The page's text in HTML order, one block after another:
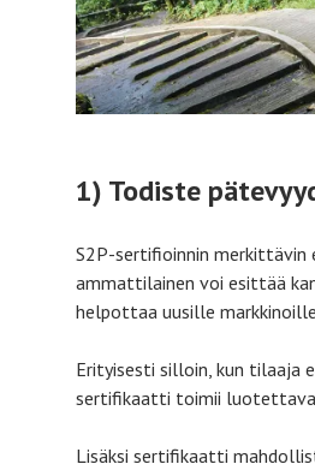
1) Todiste
S2P-sertifioinnin merkittävin
ammattilainen voi esittää
helpottaa uusille
Erityisesti silloin, kun tilaaja
sertifikaatti toimii
Lisäksi sertifikaatti